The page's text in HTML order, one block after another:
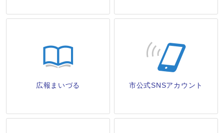
広報まいづる 市公式SNSアカウント